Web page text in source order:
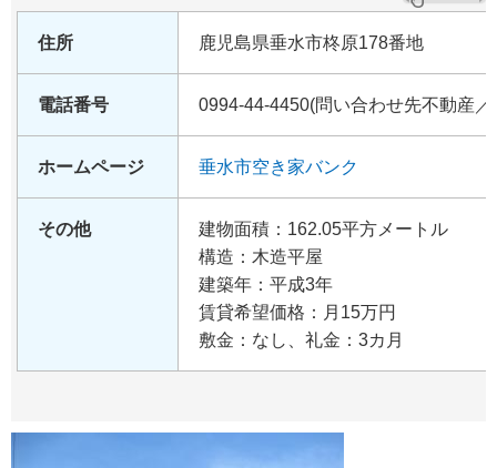
住所 鹿児島県垂水市柊原178番地
電話番号 0994-44-4450(問い合わせ先不動産
ホームページ 垂水市空き家バンク
その他
建物面積：162.05平方メートル
構造：木造平屋
建築年：平成3年
賃貸希望価格：月15万円
敷金：なし、礼金：3カ月